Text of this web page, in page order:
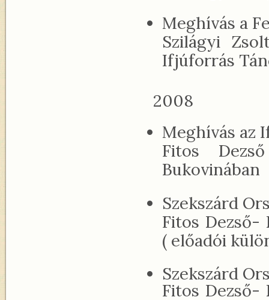
Meghívás a
Szilágyi
Ifjúforrás
2008
Meghívás az
Fitos
Bukovinában
Szekszárd
Fitos Dezső-
( előadói
Szekszárd
Fitos Dezső-